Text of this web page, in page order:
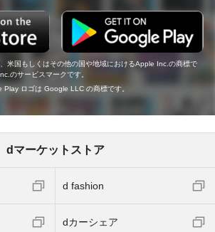
米国もしくはその他の国や地域におけるApple Inc.の商標で
のサービスマークです。
ロゴは Google LLC の商標です。
dマーケットストア
d fashion
dカーシェア